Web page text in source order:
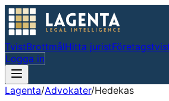
TvistBrottmålHitta jurist
Logga in
Lagenta/Advokater/Hedekas